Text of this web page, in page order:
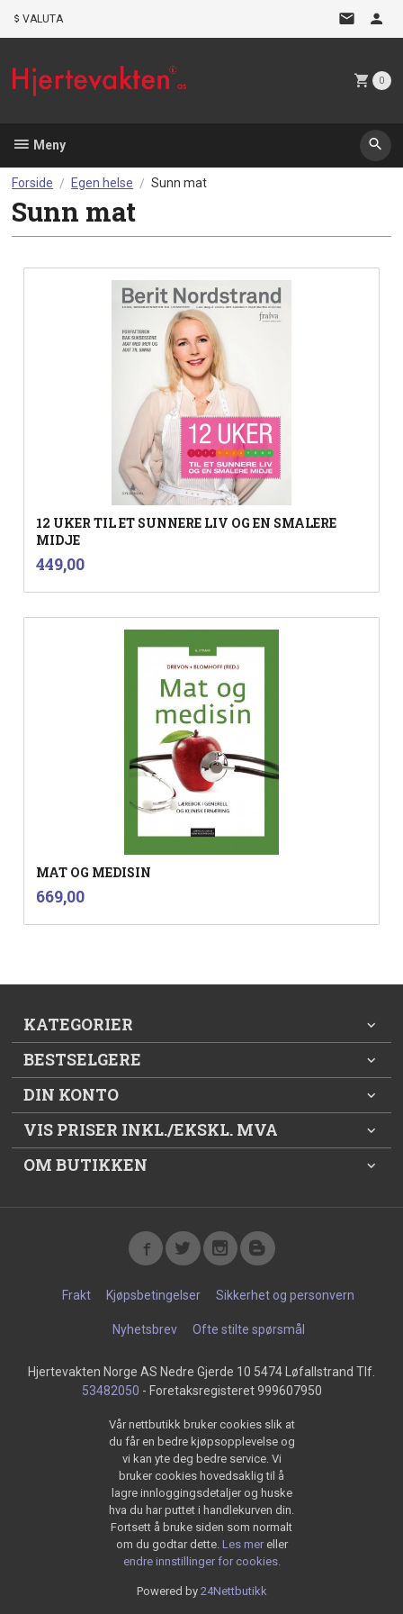
VALUTA
0
Meny
Forside Egen helse Sunn mat
Sunn mat
12 UKER TIL ET SUNNERE LIV OG EN SMALERE
MIDJE
Pris
449,00
MAT OG MEDISIN
Pris
669,00
KATEGORIER
BESTSELGERE
DIN KONTO
VIS PRISER INKL./EKSKL. MVA
OM BUTIKKEN
Frakt Kjøpsbetingelser Sikkerhet og personvern
Nyhetsbrev Ofte stilte spørsmål
Hjertevakten Norge AS Nedre Gjerde 10 5474 Løfallstrand Tlf.
53482050 - Foretaksregisteret 999607950
Vår nettbutikk bruker cookies slik at
du får en bedre kjøpsopplevelse og
vi kan yte deg bedre service. Vi
bruker cookies hovedsaklig til å
lagre innloggingsdetaljer og huske
hva du har puttet i handlekurven din.
Fortsett å bruke siden som normalt
om du godtar dette. Les mer eller
endre innstillinger for cookies.
Powered by 24Nettbutikk